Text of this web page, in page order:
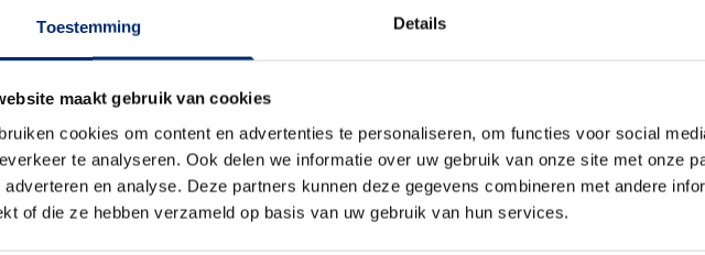
Toestemming Details
maakt gebruik van cookies
cookies om content en advertenties te personaliseren, om functies voor social
te analyseren. Ook delen we informatie over uw gebruik van onze site met onze
adverteren en analyse. Deze partners kunnen deze gegevens combineren met andere
of die ze hebben verzameld op basis van uw gebruik van hun services.
ASA
ASA Selection Wood Oak Borrelplank 32x19
cm
€ 41,90
Wedgwood
Royal Albert Old Country
400 ml
€ 29,95